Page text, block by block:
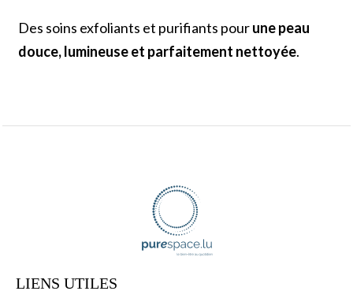
Des soins exfoliants et purifiants pourune peau
douce, lumineuse et parfaitement nettoyée.
LIENS UTILES